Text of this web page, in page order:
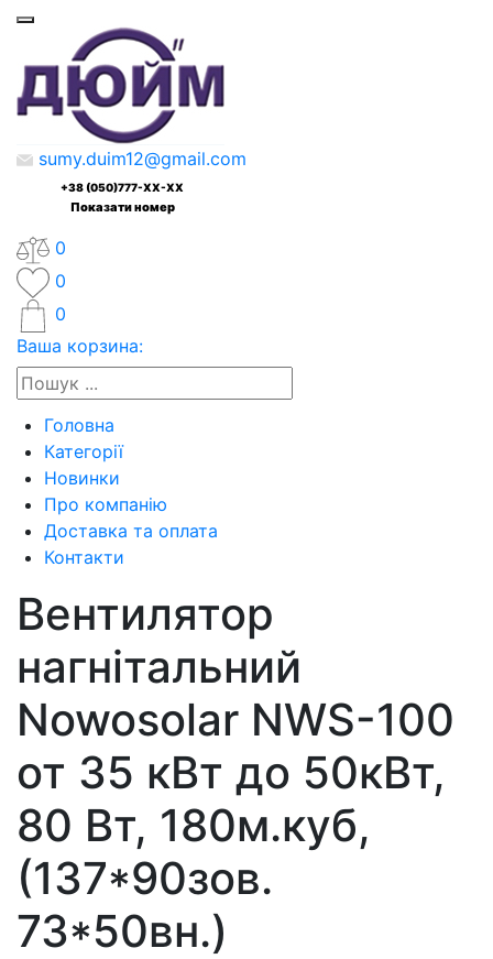
sumy.duim12@gmail.com
+38 (050)777-XX-XX
Показати номер
0
0
0
Ваша корзина:
Головна
Категорії
Новинки
Про компанію
Доставка та оплата
Контакти
Вентилятор
нагнітальний
Nowosolar NWS-100
от 35 кВт до 50кВт,
80 Вт, 180м.куб,
(137*90зов.
73*50вн.)